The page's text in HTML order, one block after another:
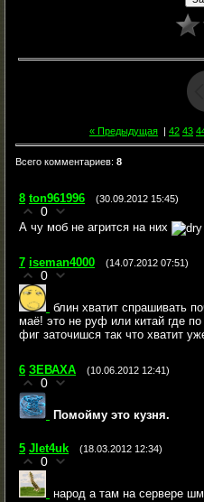
« Предыдущая | 42 43
Всего комментариев: 8
8 ton961996 (30.09.2012 15:45)
0
А чу моб не агрится на них
7 iseman4000 (14.07.2012 07:51)
0
блин хватит спрашивать
маё! это не руф или китай где
фиг заточишся так что хватит
6 ЗЕВАХА (10.06.2012 12:41)
0
Помойму это кузня.
5 Jlet4uk (18.03.2012 12:34)
0
народ а там на сервере